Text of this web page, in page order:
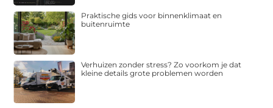
Praktische gids voor binnenklimaat en
buitenruimte
Verhuizen zonder stress? Zo voorkom je dat
kleine details grote problemen worden